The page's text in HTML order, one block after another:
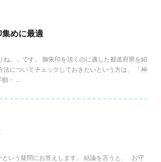
めに最適
ね。」です。 御朱印を頂くのに適した都道府県を紹
についてチェックしておきたいという方は、 「神
・ ...
いう疑問にお答えします。 結論を言うと、 お守